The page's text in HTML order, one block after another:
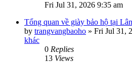
Fri Jul 31, 2026 9:35 am
Tổng quan về giày bảo hộ tại
by trangvangbaoho » Fri Jul 31,
khác
0 Replies
13 Views